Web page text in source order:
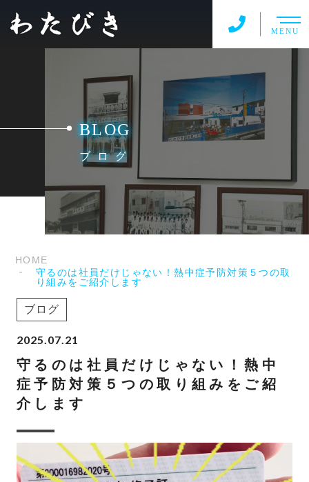
MENU
BLOG
ブログ
HOME
守るのは社員だけじゃない！熱中症予防対策５つの取
り組みをご紹介します
ブログ
2025.07.21
守るのは社員だけじゃない！熱中
症予防対策５つの取り組みをご紹
介します